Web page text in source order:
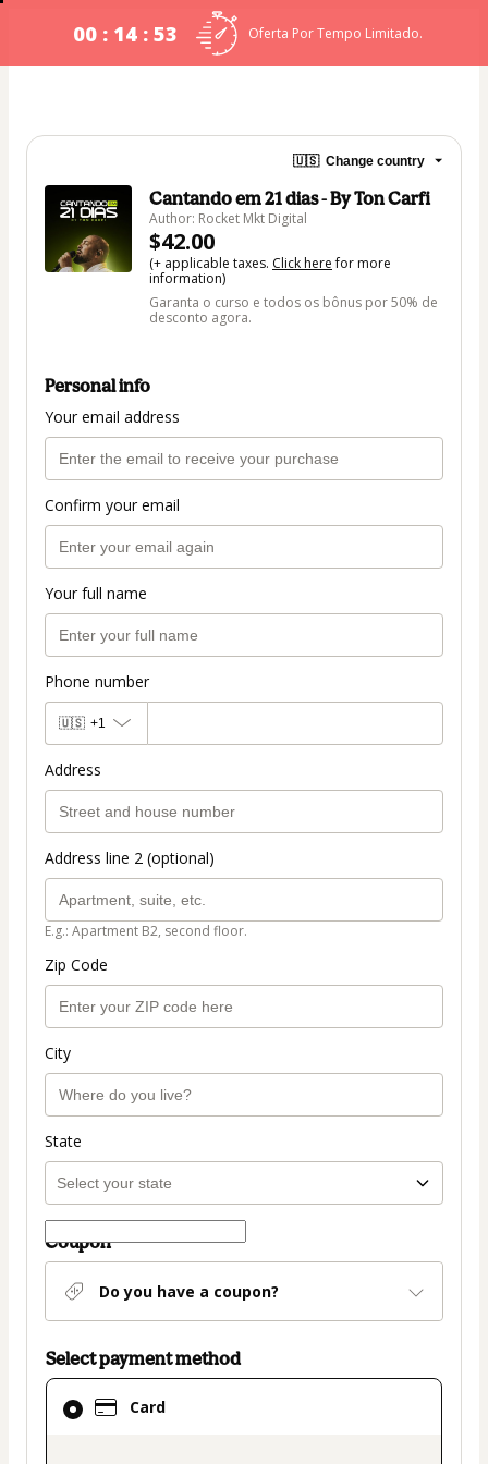
00 : 14 : 53 Oferta Por Tempo Limitado.
🇺🇸 Change country
Cantando em 21 dias - By Ton Carfi
Author: Rocket Mkt Digital
$42.00
(+ applicable taxes. Click herefor more
information)
Garanta o curso e todos os bônus por 50% de
desconto agora.
Personal info
Your email address
Confirm your email
Your full name
Phone number
🇺🇸 +1
Address
Address line 2 (optional)
E.g.: Apartment B2, second floor.
Zip Code
City
State
Coupon
Do you have a coupon?
Select payment method
Card
Card
selected